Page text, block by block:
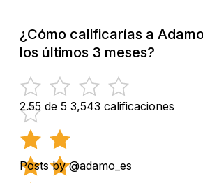
¿Cómo calificarías a
los últimos 3 meses?
2.55 de 5 3,543 calificaciones
Posts by @adamo_es